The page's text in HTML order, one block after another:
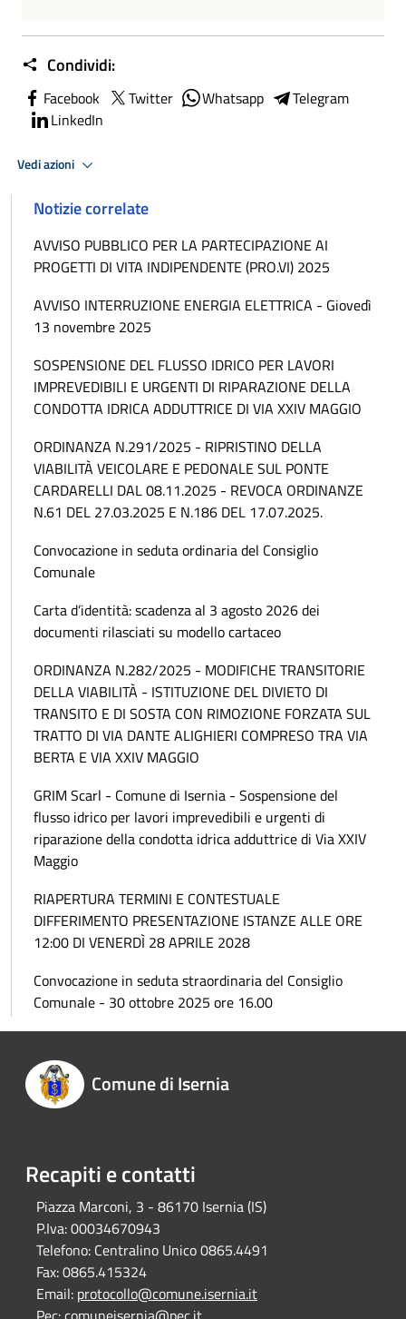
Condividi:
Facebook Twitter Whatsapp
Telegram
LinkedIn
Vedi azioni
Notizie correlate
AVVISO PUBBLICO PER LA PARTECIPAZIONE AI
PROGETTI DI VITA INDIPENDENTE (PRO.VI) 2025
AVVISO INTERRUZIONE ENERGIA ELETTRICA - Giovedì
13 novembre 2025
SOSPENSIONE DEL FLUSSO IDRICO PER LAVORI
IMPREVEDIBILI E URGENTI DI RIPARAZIONE DELLA
CONDOTTA IDRICA ADDUTTRICE DI VIA XXIV MAGGIO
ORDINANZA N.291/2025 - RIPRISTINO DELLA
VIABILITÀ VEICOLARE E PEDONALE SUL PONTE
CARDARELLI DAL 08.11.2025 - REVOCA ORDINANZE
N.61 DEL 27.03.2025 E N.186 DEL 17.07.2025.
Convocazione in seduta ordinaria del Consiglio
Comunale
Carta d’identità: scadenza al 3 agosto 2026 dei
documenti rilasciati su modello cartaceo
ORDINANZA N.282/2025 - MODIFICHE TRANSITORIE
DELLA VIABILITÀ - ISTITUZIONE DEL DIVIETO DI
TRANSITO E DI SOSTA CON RIMOZIONE FORZATA SUL
TRATTO DI VIA DANTE ALIGHIERI COMPRESO TRA VIA
BERTA E VIA XXIV MAGGIO
GRIM Scarl - Comune di Isernia - Sospensione del
flusso idrico per lavori imprevedibili e urgenti di
riparazione della condotta idrica adduttrice di Via XXIV
Maggio
RIAPERTURA TERMINI E CONTESTUALE
DIFFERIMENTO PRESENTAZIONE ISTANZE ALLE ORE
12:00 DI VENERDÌ 28 APRILE 2028
Convocazione in seduta straordinaria del Consiglio
Comunale - 30 ottobre 2025 ore 16.00
Comune di Isernia
Recapiti e contatti
Piazza Marconi, 3 - 86170 Isernia (IS)
P.Iva:00034670943
Telefono: Centralino Unico 0865.4491
Fax:0865.415324
Email: protocollo@comune.isernia.it